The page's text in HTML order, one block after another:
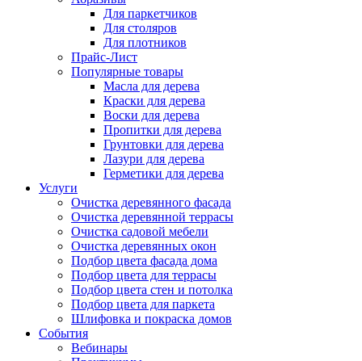
Для паркетчиков
Для столяров
Для плотников
Прайс-Лист
Популярные товары
Масла для дерева
Краски для дерева
Воски для дерева
Пропитки для дерева
Грунтовки для дерева
Лазури для дерева
Герметики для дерева
Услуги
Очистка деревянного фасада
Очистка деревянной террасы
Очистка садовой мебели
Очистка деревянных окон
Подбор цвета фасада дома
Подбор цвета для террасы
Подбор цвета стен и потолка
Подбор цвета для паркета
Шлифовка и покраска домов
События
Вебинары